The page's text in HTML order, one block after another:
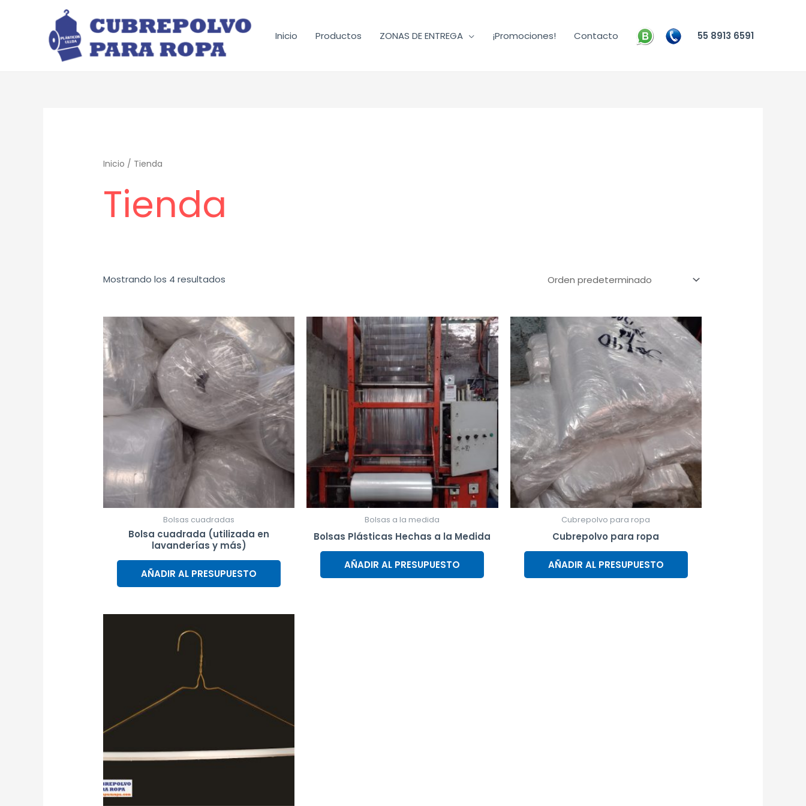
Inicio Productos ZONAS DE ENTREGA ¡Promociones! Contacto 55 8913 6591
Inicio / Tienda
Tienda
Mostrando los 4 resultados
Bolsas cuadradas
Bolsa cuadrada (utilizada en
lavanderías y más)
AÑADIR AL PRESUPUESTO
Bolsas a la medida
Bolsas Plásticas Hechas a la Medida
AÑADIR AL PRESUPUESTO
Cubrepolvo para ropa
Cubrepolvo para ropa
AÑADIR AL PRESUPUESTO